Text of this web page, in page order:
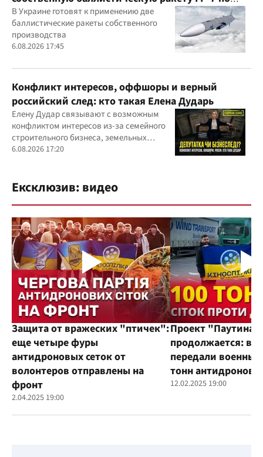
вражеским целям
В Украине готовят к применению две
баллистические ракеты собственного
производства
6.08.2026 17:45
Конфликт интересов, оффшоры и верный
российский след: кто такая Елена Дударь
Елену Дудар связывают с возможным
конфликтом интересов из-за семейного
строительного бизнеса, земельных
скандалов, судебных дел
6.08.2026 17:20
Ексклюзив: видео
Защита от вражеских "птичек":
еще четыре фуры
антидроновых сеток от
волонтеров отправлены на
фронт
2.04.2025 19:00
Проект "Паутина"
продолжается:
передали
тонн
12.02.2025 19:00